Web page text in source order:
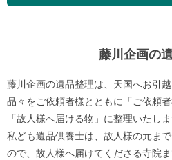
藤川企画の
藤川企画の遺品整理は、天国へお引
品々をご依頼者様とともに「ご依頼
「故人様へ届ける物」に整理いたしま
私ども遺品供養士は、故人様の元ま
ので、故人様へ届けてくださる寺院